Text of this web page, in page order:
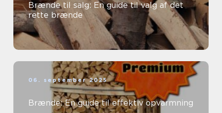
Brænde til salg: En guide til valg af det
rette brænde
06. september 2025
Brænde: En guide til effektiv opvarmning